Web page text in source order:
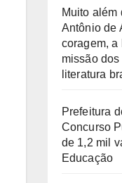
Muito além
Antônio de
coragem, a
missão
literatura
Prefeitura
Concurso
de 1,2 mil
Educação